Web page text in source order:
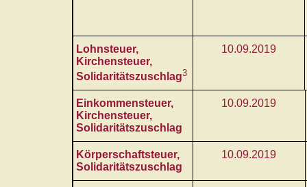
Lohnsteuer,
Kirchensteuer,
Solidaritätszuschlag3
10.09.2019
Einkommensteuer,
Kirchensteuer,
Solidaritätszuschlag
10.09.2019
Körperschaftsteuer,
Solidaritätszuschlag
10.09.2019